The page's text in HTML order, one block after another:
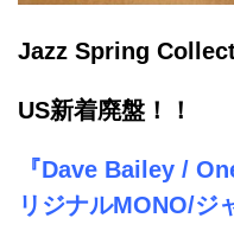
Jazz Spring
US新着廃盤！！
『Dave Bailey /
リジナルMONO/ジ